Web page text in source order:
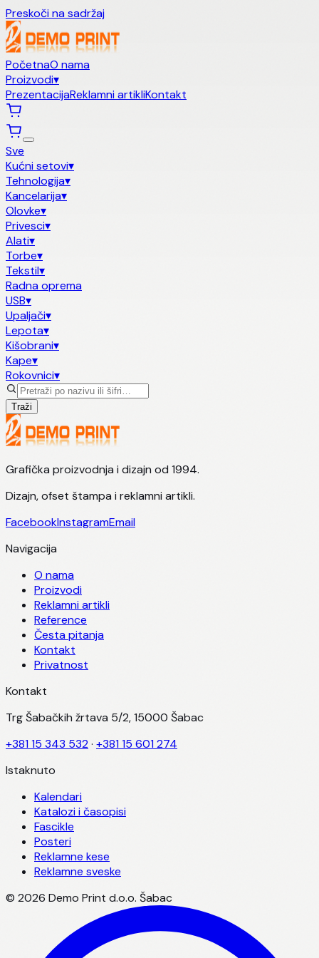
Preskoči na sadržaj
PočetnaO nama
Proizvodi▾
PrezentacijaReklamni artikliKontakt
Sve
Kućni setovi▾
Tehnologija▾
Kancelarija▾
Olovke▾
Privesci▾
Alati▾
Torbe▾
Tekstil▾
Radna oprema
USB▾
Upaljači▾
Lepota▾
Kišobrani▾
Kape▾
Rokovnici▾
Traži
Grafička proizvodnja i dizajn od 1994.
Dizajn, ofset štampa i reklamni artikli.
FacebookInstagramEmail
Navigacija
O nama
Proizvodi
Reklamni artikli
Reference
Česta pitanja
Kontakt
Privatnost
Kontakt
Trg Šabačkih žrtava 5/2, 15000 Šabac
+381 15 343 532· +381 15 601 274
Istaknuto
Kalendari
Katalozi i časopisi
Fascikle
Posteri
Reklamne kese
Reklamne sveske
© 2026 Demo Print d.o.o. Šabac